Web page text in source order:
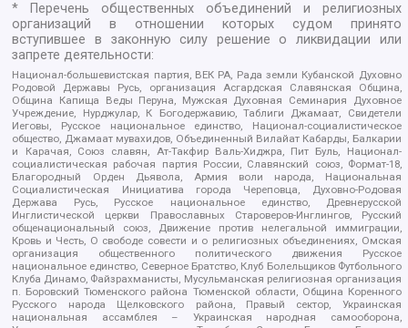
* Перечень общественных объединений и религиозных
организаций в отношении которых судом принято
вступившее в законную силу решение о ликвидации или
запрете деятельности:
Национал-большевистская партия, ВЕК РА, Рада земли Кубанской Духовно
Родовой Державы Русь, организация Асгардская Славянская Община,
Община Капища Веды Перуна, Мужская Духовная Семинария Духовное
Учреждение, Нурджулар, К Богодержавию, Таблиги Джамаат, Свидетели
Иеговы, Русское национальное единство, Национал-социалистическое
общество, Джамаат мувахидов, Объединенный Вилайат Кабарды, Балкарии
и Карачая, Союз славян, Ат-Такфир Валь-Хиджра, Пит Буль, Национал-
социалистическая рабочая партия России, Славянский союз, Формат-18,
Благородный Орден Дьявола, Армия воли народа, Национальная
Социалистическая Инициатива города Череповца, Духовно-Родовая
Держава Русь, Русское национальное единство, Древнерусской
Инглистической церкви Православных Староверов-Инглингов, Русский
общенациональный союз, Движение против нелегальной иммиграции,
Кровь и Честь, О свободе совести и о религиозных объединениях, Омская
организация общественного политического движения Русское
национальное единство, Северное Братство, Клуб Болельщиков Футбольного
Клуба Динамо, Файзрахманисты, Мусульманская религиозная организация
п. Боровский Тюменского района Тюменской области, Община Коренного
Русского народа Щелковского района, Правый сектор, Украинская
национальная ассамблея – Украинская народная самооборона,